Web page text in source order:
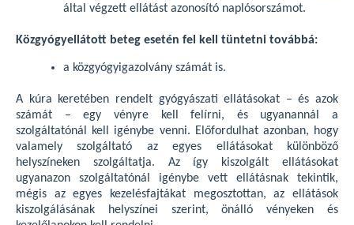
által végzett ellátást azonosító naplósorszámot.
Közgyógyellátott beteg esetén fel kell tüntetni továbbá:
a közgyógyigazolvány számát is.
A kúra keretében rendelt gyógyászati ellátásokat – és azok
számát – egy vényre kell felírni, és ugyanannál a
szolgáltatónál kell igénybe venni. Előfordulhat azonban, hogy
valamely szolgáltató az egyes ellátásokat különböző
helyszíneken szolgáltatja. Az így kiszolgált ellátásokat
ugyanazon szolgáltatónál igénybe vett ellátásnak tekintik,
mégis az egyes kezelésfajtákat megosztottan, az ellátások
kiszolgálásának helyszínei szerint, önálló vényeken és